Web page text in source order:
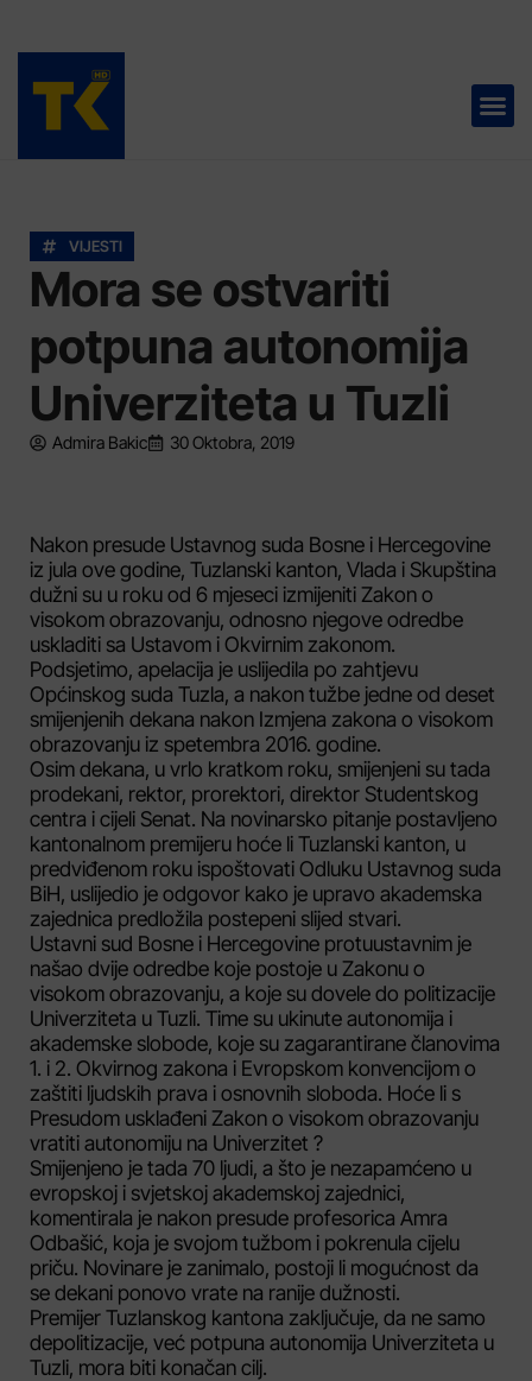
VIJESTI
Mora se ostvariti
potpuna autonomija
Univerziteta u Tuzli
Admira Bakic 30 Oktobra, 2019
Nakon presude Ustavnog suda Bosne i Hercegovine
iz jula ove godine, Tuzlanski kanton, Vlada i Skupština
dužni su u roku od 6 mjeseci izmijeniti Zakon o
visokom obrazovanju, odnosno njegove odredbe
uskladiti sa Ustavom i Okvirnim zakonom.
Podsjetimo, apelacija je uslijedila po zahtjevu
Općinskog suda Tuzla, a nakon tužbe jedne od deset
smijenjenih dekana nakon Izmjena zakona o visokom
obrazovanju iz spetembra 2016. godine.
Osim dekana, u vrlo kratkom roku, smijenjeni su tada
prodekani, rektor, prorektori, direktor Studentskog
centra i cijeli Senat. Na novinarsko pitanje postavljeno
kantonalnom premijeru hoće li Tuzlanski kanton, u
predviđenom roku ispoštovati Odluku Ustavnog suda
BiH, uslijedio je odgovor kako je upravo akademska
zajednica predložila postepeni slijed stvari.
Ustavni sud Bosne i Hercegovine protuustavnim je
našao dvije odredbe koje postoje u Zakonu o
visokom obrazovanju, a koje su dovele do politizacije
Univerziteta u Tuzli. Time su ukinute autonomija i
akademske slobode, koje su zagarantirane članovima
1. i 2. Okvirnog zakona i Evropskom konvencijom o
zaštiti ljudskih prava i osnovnih sloboda. Hoće li s
Presudom usklađeni Zakon o visokom obrazovanju
vratiti autonomiju na Univerzitet ?
Smijenjeno je tada 70 ljudi, a što je nezapamćeno u
evropskoj i svjetskoj akademskoj zajednici,
komentirala je nakon presude profesorica Amra
Odbašić, koja je svojom tužbom i pokrenula cijelu
priču. Novinare je zanimalo, postoji li mogućnost da
se dekani ponovo vrate na ranije dužnosti.
Premijer Tuzlanskog kantona zaključuje, da ne samo
depolitizacije, već potpuna autonomija Univerziteta u
Tuzli, mora biti konačan cilj.